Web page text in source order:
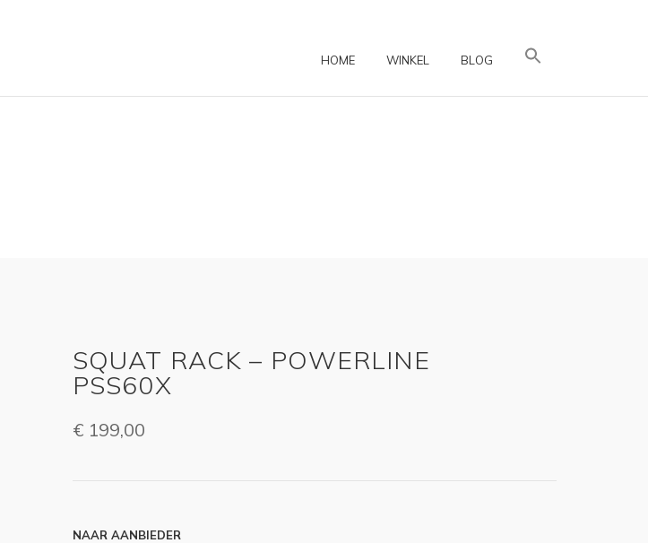
HOME WINKEL BLOG
SQUAT RACK – POWERLINE
PSS60X
€ 199,00
NAAR AANBIEDER